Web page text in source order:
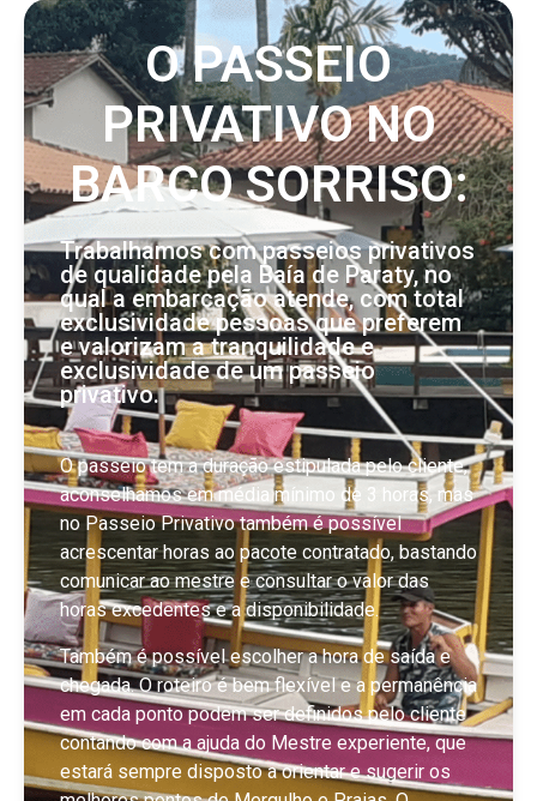
O PASSEIO
PRIVATIVO NO
BARCO SORRISO:
Trabalhamos com passeios privativos
de qualidade pela Baía de Paraty, no
qual a embarcação atende, com total
exclusividade pessoas que preferem
e valorizam a tranquilidade e
exclusividade de um passeio
privativo.
O passeio tem a duração estipulada pelo cliente,
aconselhamos em média mínimo de 3 horas, mas
no Passeio Privativo também é possível
acrescentar horas ao pacote contratado, bastando
comunicar ao mestre e consultar o valor das
horas excedentes e a disponibilidade.
Também é possível escolher a hora de saída e
chegada. O roteiro é bem flexível e a permanência
em cada ponto podem ser definidos pelo cliente
contando com a ajuda do Mestre experiente, que
estará sempre disposto a orientar e sugerir os